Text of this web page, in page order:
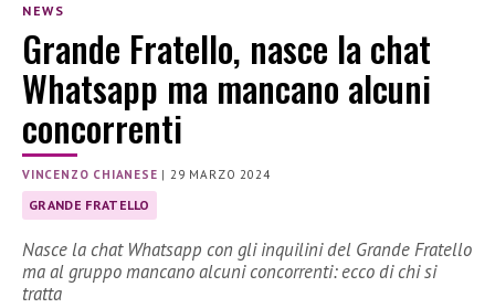
NEWS
Grande Fratello, nasce la chat
Whatsapp ma mancano alcuni
concorrenti
VINCENZO CHIANESE |29 MARZO 2024
GRANDE FRATELLO
Nasce la chat Whatsapp con gli inquilini del Grande Fratello
ma al gruppo mancano alcuni concorrenti: ecco di chi si
tratta